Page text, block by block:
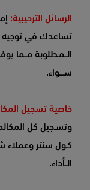
الرسائل الترحيبية:
تساعدك في توجيه
الــمـطلوبة مــما
ســــواء.
خاصية تسجيل
وتسـجيل كل
كـول سنتر وعملاء
الــأداء.